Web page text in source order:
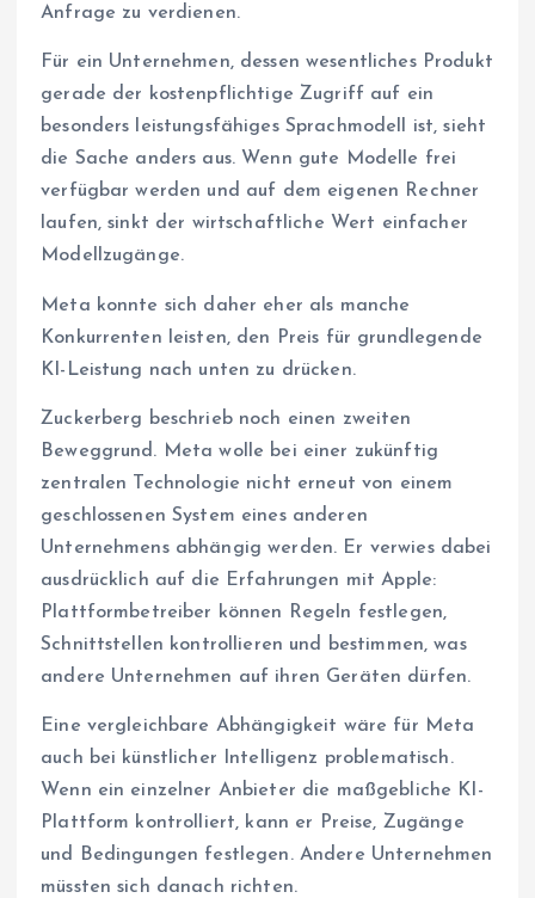
Anfrage zu verdienen.
Für ein Unternehmen, dessen wesentliches Produkt
gerade der kostenpflichtige Zugriff auf ein
besonders leistungsfähiges Sprachmodell ist, sieht
die Sache anders aus. Wenn gute Modelle frei
verfügbar werden und auf dem eigenen Rechner
laufen, sinkt der wirtschaftliche Wert einfacher
Modellzugänge.
Meta konnte sich daher eher als manche
Konkurrenten leisten, den Preis für grundlegende
KI-Leistung nach unten zu drücken.
Zuckerberg beschrieb noch einen zweiten
Beweggrund. Meta wolle bei einer zukünftig
zentralen Technologie nicht erneut von einem
geschlossenen System eines anderen
Unternehmens abhängig werden. Er verwies dabei
ausdrücklich auf die Erfahrungen mit Apple:
Plattformbetreiber können Regeln festlegen,
Schnittstellen kontrollieren und bestimmen, was
andere Unternehmen auf ihren Geräten dürfen.
Eine vergleichbare Abhängigkeit wäre für Meta
auch bei künstlicher Intelligenz problematisch.
Wenn ein einzelner Anbieter die maßgebliche KI-
Plattform kontrolliert, kann er Preise, Zugänge
und Bedingungen festlegen. Andere Unternehmen
müssten sich danach richten.